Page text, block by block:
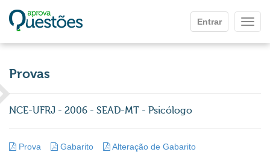
Entrar
Provas
NCE-UFRJ - 2006 - SEAD-MT - Psicólogo
Prova Gabarito Alteração de Gabarito